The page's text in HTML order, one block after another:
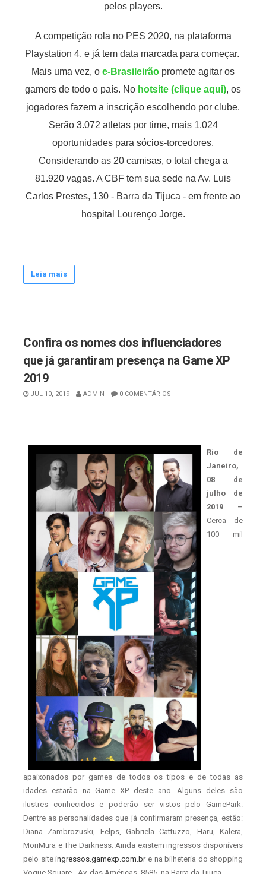
pelos players.
A competição rola no PES 2020, na plataforma
Playstation 4, e já tem data marcada para começar.
Mais uma vez, o e-Brasileirão promete agitar os
gamers de todo o país. No hotsite (clique aqui), os
jogadores fazem a inscrição escolhendo por clube.
Serão 3.072 atletas por time, mais 1.024
oportunidades para sócios-torcedores.
Considerando as 20 camisas, o total chega a
81.920 vagas. A CBF tem sua sede na Av. Luis
Carlos Prestes, 130 - Barra da Tijuca - em frente ao
hospital Lourenço Jorge.
Leia mais
Confira os nomes dos influenciadores
que já garantiram presença na Game XP
2019
JUL 10, 2019 ADMIN 0 COMENTÁRIOS
Rio de
Janeiro,
08 de
julho de
2019 –
Cerca de
100 mil
apaixonados por games de todos os tipos e de todas as
idades estarão na Game XP deste ano. Alguns deles são
ilustres conhecidos e poderão ser vistos pelo GamePark.
Dentre as personalidades que já confirmaram presença, estão:
Diana Zambrozuski, Felps, Gabriela Cattuzzo, Haru, Kalera,
MoriMura e The Darkness. Ainda existem ingressos disponíveis
pelo site ingressos.gamexp.com.bre na bilheteria do shopping